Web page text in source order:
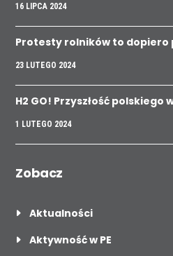
16 LIPCA 2024
Protesty rolników to dopiero
23 LUTEGO 2024
H2 GO! Przyszłość polskiego
1 LUTEGO 2024
Zobacz
Aktualności
Aktywność w PE